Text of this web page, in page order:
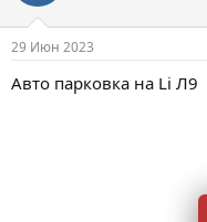
29 Июн 2023
Авто парковка на Li Л9